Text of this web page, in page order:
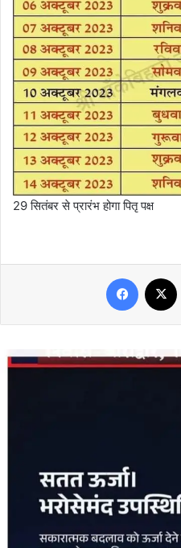
29 सितंबर से प्रारंभ होगा पितृ पक्ष
Facebook